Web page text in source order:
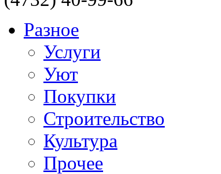
Разное
Услуги
Уют
Покупки
Строительство
Культура
Прочее